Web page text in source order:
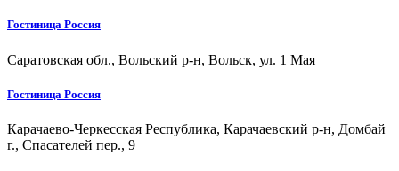
Гостиница Россия
Саратовская обл., Вольский р-н, Вольск, ул. 1 Мая
Гостиница Россия
Карачаево-Черкесская Республика, Карачаевский р-н, Домбай
г., Спасателей пер., 9